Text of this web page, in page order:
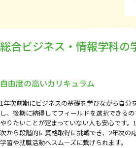
総合ビジネス・情報学科の
自由度の高いカリキュラム
1年次前期にビジネスの基礎を学びながら自分
し、後期に納得してフィールドを選択できるの
やりたいことが定まっていない人も安心です。
次から段階的に資格取得に挑戦でき、2年次の
学習や就職活動へスムーズに繋げられます。